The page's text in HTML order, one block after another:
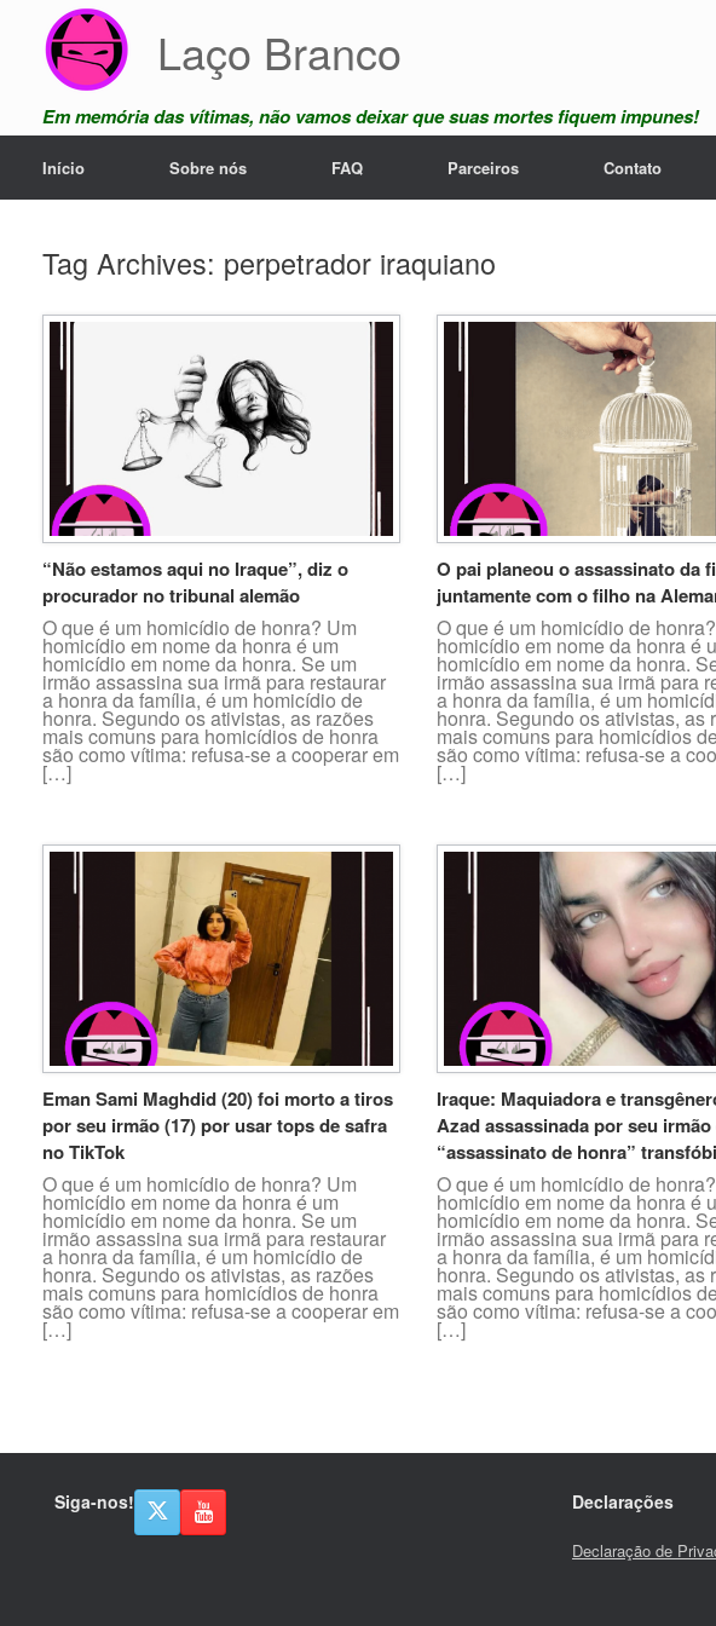
content
Laço Branco
Em memória das vítimas, não vamos deixar que suas mortes fiquem impunes!
Início Sobre nós FAQ Parceiros Contato
Tag Archives: perpetrador iraquiano
“Não estamos aqui no Iraque”, diz o
procurador no tribunal alemão
O que é um homicídio de honra? Um
homicídio em nome da honra é um
homicídio em nome da honra. Se um
irmão assassina sua irmã para restaurar
a honra da família, é um homicídio de
honra. Segundo os ativistas, as razões
mais comuns para homicídios de honra
são como vítima: refusa-se a cooperar em
[…]
O pai planeou o assassinato da
juntamente com o filho na
O que é um homicídio de
homicídio em nome da honra é
homicídio em nome da honra.
irmão assassina sua irmã para
a honra da família, é um
honra. Segundo os ativistas, as
mais comuns para homicídios
são como vítima: refusa-se a
[…]
Eman Sami Maghdid (20) foi morto a tiros
por seu irmão (17) por usar tops de safra
no TikTok
O que é um homicídio de honra? Um
homicídio em nome da honra é um
homicídio em nome da honra. Se um
irmão assassina sua irmã para restaurar
a honra da família, é um homicídio de
honra. Segundo os ativistas, as razões
mais comuns para homicídios de honra
são como vítima: refusa-se a cooperar em
[…]
Iraque: Maquiadora e
Azad assassinada por seu irmão
“assassinato de honra”
O que é um homicídio de
homicídio em nome da honra é
homicídio em nome da honra.
irmão assassina sua irmã para
a honra da família, é um
honra. Segundo os ativistas, as
mais comuns para homicídios
são como vítima: refusa-se a
[…]
Siga-nos! Declarações
Declaração de